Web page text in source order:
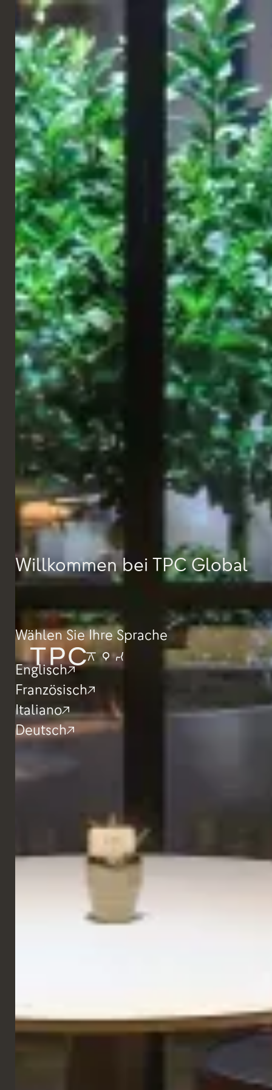
DEUTSCH
Willkommen bei TPC Global
Wählen Sie Ihre Sprache
Englisch
Französisch
Italiano
Deutsch
RESTAURANT
Naos
Rom, Italien
Naos ist ein zeitgenössisches griechisches Restaurant und ein
Konzeptraum, der Design, Gastronomie, Kunst und Musik fördert.
Wir arbeiten mit der fantastischen Designerin Simone Menasse
zusammen, die einige maßgefertigte Möbel liefert, um diesen
unglaublichen Raum zu schaffen!